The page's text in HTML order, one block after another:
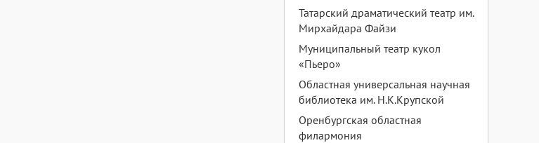
Татарский драматический театр им.
Мирхайдара Файзи
Муниципальный театр кукол
«Пьеро»
Областная универсальная научная
библиотека им. Н.К.Крупской
Оренбургская областная
филармония